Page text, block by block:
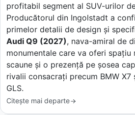
profitabil segment al SUV-urilor
Producătorul din Ingolstadt a
primelor detalii de design și
Audi Q9 (2027), nava-amiral de
monumentale care va oferi spațiu
scaune și o prezență pe șosea
rivalii consacrați precum BMW X7
GLS.
Citește mai departe